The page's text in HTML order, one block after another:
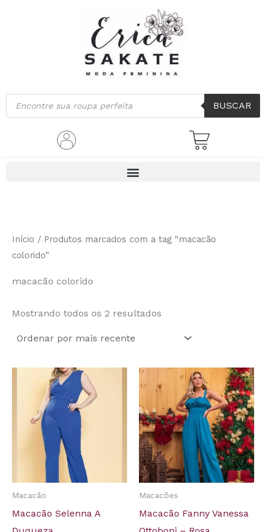
Pesquisar
produtos
BUSCAR
Início / Produtos marcados com a tag “macacão
colorido”
macacão colorido
Mostrando todos os 2 resultados
por
mais
recente
Macacão
Macacão Selenna A
Macacões
Macacão Fanny Vanessa